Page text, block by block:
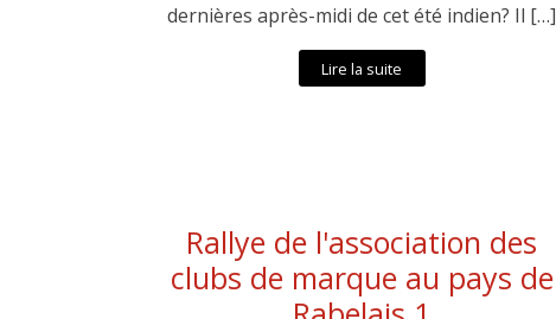
dernières après-midi de cet été indien? Il […]
Lire la suite
Rallye de l'association des
clubs de marque au pays de